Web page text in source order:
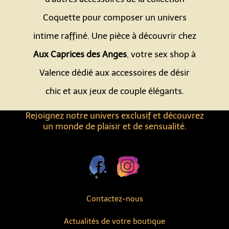
Contactez-nous
Actualités de votre boutique
Rejoignez notre univers exclusif et découvrez
un monde de plaisir et de sensualité.
Coquette pour composer un univers
intime raffiné. Une pièce à découvrir chez
Aux Caprices des Anges, votre sex shop à
Valence dédié aux accessoires de désir
chic et aux jeux de couple élégants.